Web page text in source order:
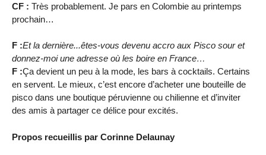
CF : Très probablement. Je pars en Colombie au printemps
prochain…
F :Et la dernière...êtes-vous devenu accro aux Pisco sour et
donnez-moi une adresse où les boire en France…
F :Ça devient un peu à la mode, les bars à cocktails. Certains
en servent. Le mieux, c’est encore d’acheter une bouteille de
pisco dans une boutique péruvienne ou chilienne et d’inviter
des amis à partager ce délice pour excités.
Propos recueillis par Corinne Delaunay